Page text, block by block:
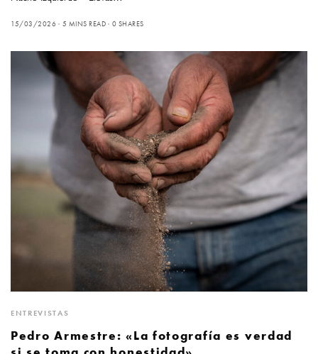
15/03/2026 5 MINS READ 0 SHARES
ENTREVISTAS
Pedro Armestre: «La fotografía es verdad